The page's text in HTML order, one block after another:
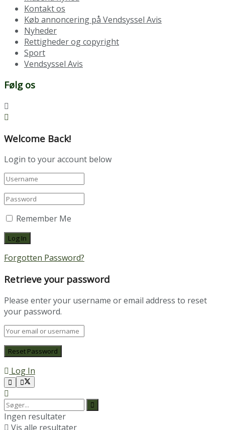
Kontakt os
Køb annoncering på Vendsyssel Avis
Nyheder
Rettigheder og copyright
Sport
Vendsyssel Avis
Følg os
Welcome Back!
Login to your account below
Remember Me
Forgotten Password?
Retrieve your password
Please enter your username or email address to reset
your password.
Log In
Ingen resultater
Vis alle resultater